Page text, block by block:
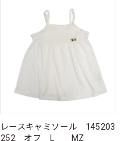
レースキャミソール 145203
252 オフ L MZ